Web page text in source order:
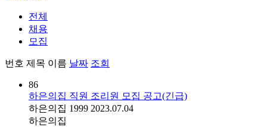
전체
채용
모집
번호 제목 이름 날짜 조회
86
하은의집 직원 조리원 모집 공고(긴급)
하은의집 1999 2023.07.04
하은의집